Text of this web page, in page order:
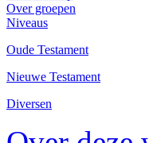
Over groepen
Niveaus
Oude Testament
Nieuwe Testament
Diversen